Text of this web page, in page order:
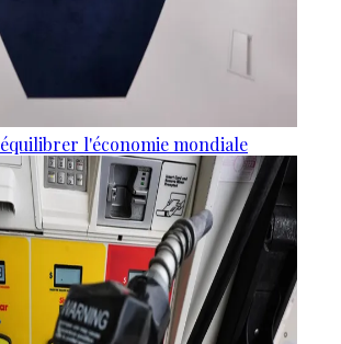
l'économie mondiale